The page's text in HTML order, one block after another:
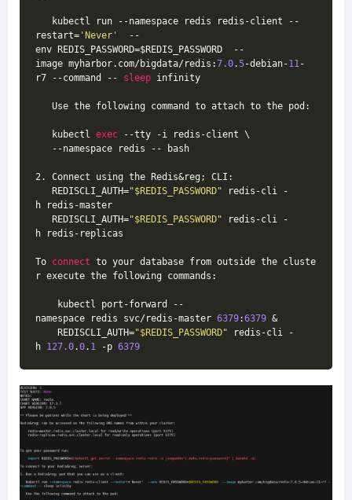
kubectl run --namespace redis redis-client --
restart= 'Never'
--
env REDIS_PASSWORD=$REDIS_PASSWORD  --
image myharbor.com/bigdata/redis:7.0.5-debian-11 -
r7 --command -- sleep infinity
Use the following command to attach to the pod:
kubectl exec --tty -i redis-client \
--namespace redis -- bash
2. Connect using the Redis&reg; CLI:
REDISCLI_AUTH="$REDIS_PASSWORD" redis-cli -
h redis-master
REDISCLI_AUTH="$REDIS_PASSWORD" redis-cli -
h redis-replicas
To connect to your database from outside the cluste
r execute the following commands:
kubectl port-forward --
namespace redis svc/redis-master 6379:6379 &
REDISCLI_AUTH="$REDIS_PASSWORD" redis-cli -
h 127.0.0. 1 -p 6379